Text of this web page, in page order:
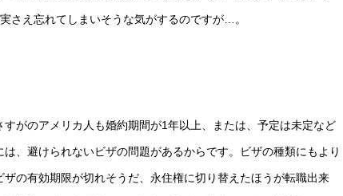
さえ忘れてしまいそうな気がするのですが…。
がのアメリカ人も婚約期間が1年以上、または、予定は未定など
、避けられないビザの問題があるからです。ビザの種類にもより
の有効期限が切れそうだ、永住権に切り替えたほうが転職出来